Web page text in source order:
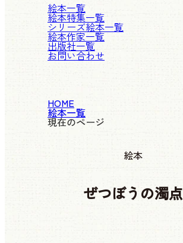
絵本一覧
絵本特集一覧
シリーズ絵本一覧
絵本作家一覧
出版社一覧
お問い合わせ
HOME
絵本一覧
現在のページ
絵本
ぜつぼうの濁点